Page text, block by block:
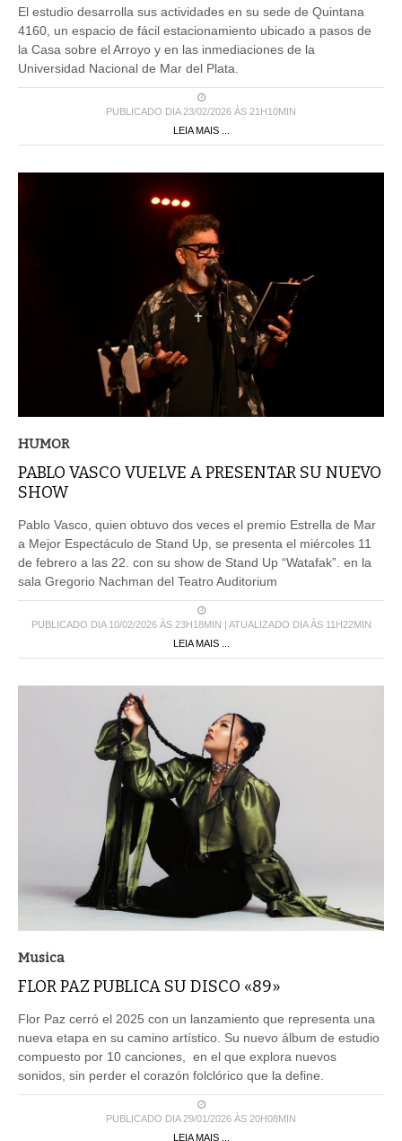
El estudio desarrolla sus actividades en su sede de Quintana
4160, un espacio de fácil estacionamiento ubicado a pasos de
la Casa sobre el Arroyo y en las inmediaciones de la
Universidad Nacional de Mar del Plata.
PUBLICADO DIA 23/02/2026 ÀS 21H10MIN
LEIA MAIS ...
HUMOR
PABLO VASCO VUELVE A PRESENTAR SU NUEVO
SHOW
Pablo Vasco, quien obtuvo dos veces el premio Estrella de Mar
a Mejor Espectáculo de Stand Up, se presenta el miércoles 11
de febrero a las 22. con su show de Stand Up “Watafak”. en la
sala Gregorio Nachman del Teatro Auditorium
PUBLICADO DIA 10/02/2026 ÀS 23H18MIN | ATUALIZADO DIA ÀS 11H22MIN
LEIA MAIS ...
Musica
FLOR PAZ PUBLICA SU DISCO «89»
Flor Paz cerró el 2025 con un lanzamiento que representa una
nueva etapa en su camino artístico. Su nuevo álbum de estudio
compuesto por 10 canciones, en el que explora nuevos
sonidos, sin perder el corazón folclórico que la define.
PUBLICADO DIA 29/01/2026 ÀS 20H08MIN
LEIA MAIS ...